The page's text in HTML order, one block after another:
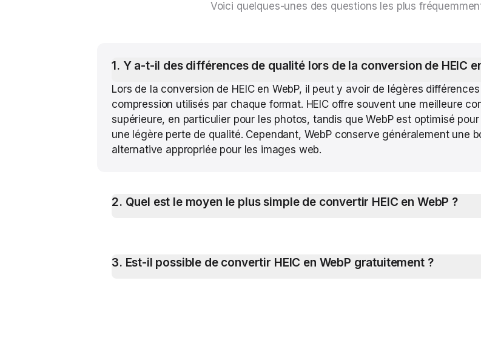
Voici quelques-unes des questions les plus
1. Y a-t-il des différences de qualité lors de la conversion de HEIC
Lors de la conversion de HEIC en WebP, il peut y avoir de légères
compression utilisés par chaque format. HEIC offre souvent une meilleure
supérieure, en particulier pour les photos, tandis que WebP est optimisé
une légère perte de qualité. Cependant, WebP conserve généralement une
alternative appropriée pour les images web.
2. Quel est le moyen le plus simple de convertir HEIC en WebP ?
3. Est-il possible de convertir HEIC en WebP gratuitement ?